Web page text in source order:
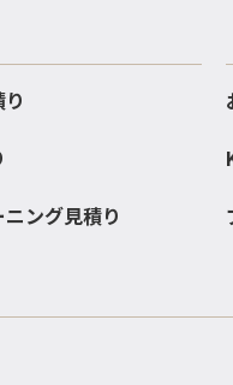
ング見積り